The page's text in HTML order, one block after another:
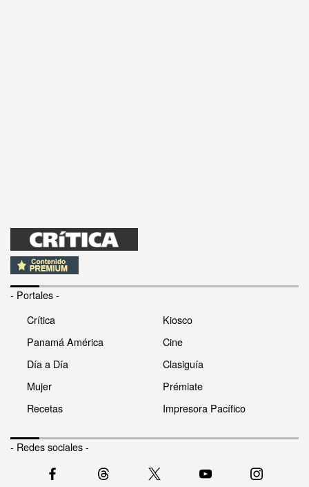
- Portales -
Crítica
Panamá América
Día a Día
Mujer
Recetas
Kiosco
Cine
Clasiguía
Prémiate
Impresora Pacífico
- Redes sociales -